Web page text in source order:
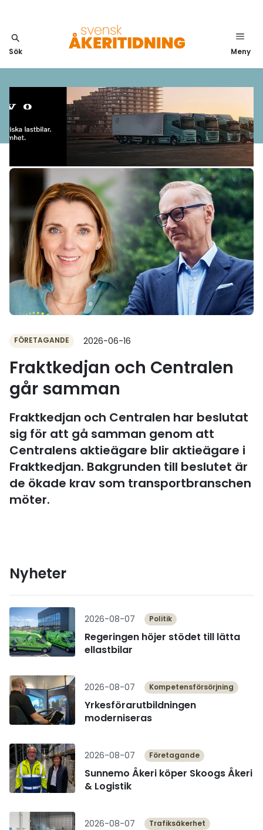
Sök Meny
FÖRETAGANDE 2026-06-16
Fraktkedjan och Centralen
går samman
Fraktkedjan och Centralen har beslutat
sig för att gå samman genom att
Centralens aktieägare blir aktieägare i
Fraktkedjan. Bakgrunden till beslutet är
de ökade krav som transportbranschen
möter.
Nyheter
2026-08-07 Politik
Regeringen höjer stödet till lätta
ellastbilar
Läs mer
2026-08-07 Kompetensförsörjning
Yrkesförarutbildningen
moderniseras
Läs mer
2026-08-07 Företagande
Sunnemo Åkeri köper Skoogs Åkeri
& Logistik
Läs mer
2026-08-07 Trafiksäkerhet
Läs mer